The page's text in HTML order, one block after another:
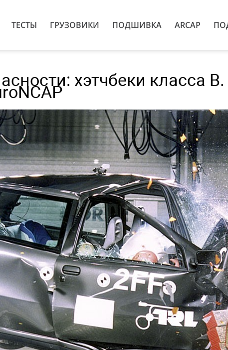
ТЕСТЫ ГРУЗОВИКИ ПОДШИВКА ARCAP
хэтчбеки класса